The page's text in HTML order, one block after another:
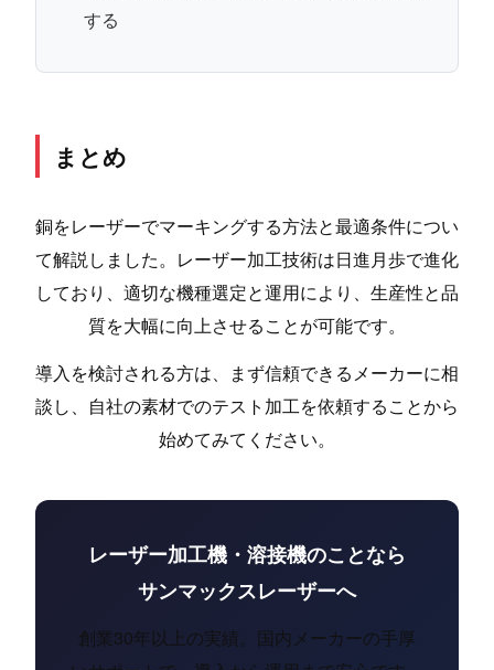
する
まとめ
銅をレーザーでマーキングする方法と最適条件につい
て解説しました。レーザー加工技術は日進月歩で進化
しており、適切な機種選定と運用により、生産性と品
質を大幅に向上させることが可能です。
導入を検討される方は、まず信頼できるメーカーに相
談し、自社の素材でのテスト加工を依頼することから
始めてみてください。
レーザー加工機・溶接機のことなら
サンマックスレーザーへ
創業30年以上の実績。国内メーカーの手厚